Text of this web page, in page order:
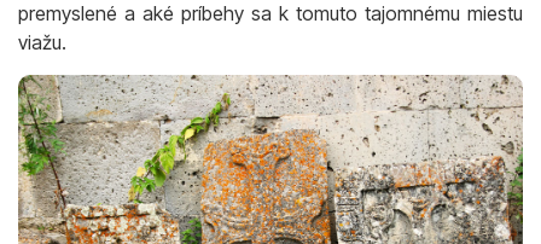
premyslené a aké príbehy sa k tomuto tajomnému miestu
viažu.